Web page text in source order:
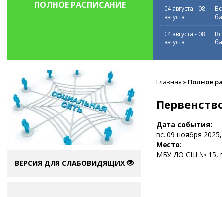
ПОЛНОЕ РАСПИСАНИЕ
04 августа - 08
августа
04 августа - 08
августа
ВЕРСИЯ ДЛЯ СЛАБОВИДЯЩИХ
здесь
Главная » Полное
Дата события:
вс. 09 ноября
Место:
МБУ ДО СШ № 15, г.